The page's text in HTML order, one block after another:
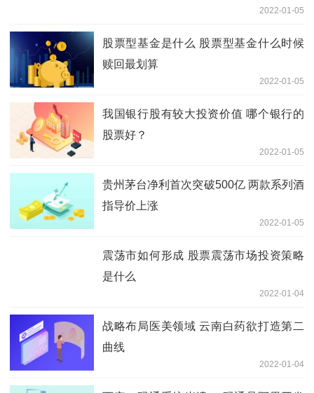
2022-01-05
股票型基金是什么 股票型基金什么时候
赎回最划算
2022-01-05
我国银行股有较大投资价值 哪个银行的
股票好？
2022-01-05
贵州茅台净利首次突破500亿 两款系列酒
指导价上涨
2022-01-05
震荡市如何形成 股票震荡市场投资策略
是什么
2022-01-04
战略布局医美领域 云南白药欲打造第二
曲线
2022-01-04